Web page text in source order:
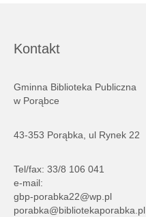
Kontakt
Gminna Biblioteka Publiczna
w Porąbce
43-353 Porąbka, ul Rynek 22
Tel/fax: 33/8 106 041
e-mail:
gbp-porabka22@wp.pl
porabka@bibliotekaporabka.pl